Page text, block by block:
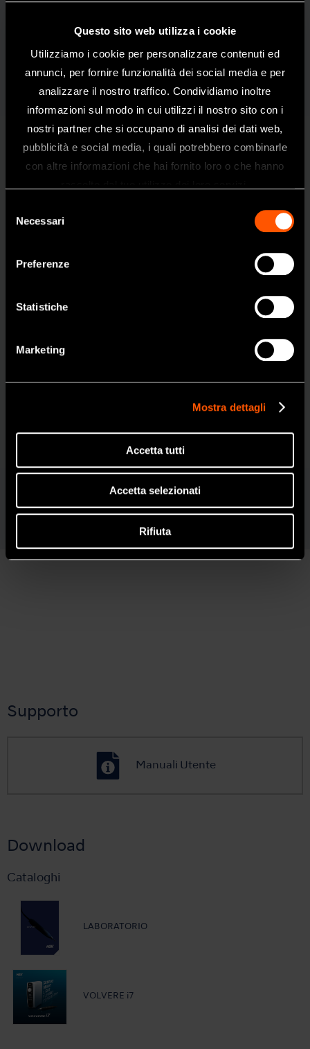
Questo sito web utilizza i cookie
Utilizziamo i cookie per personalizzare contenuti ed
annunci, per fornire funzionalità dei social media e per
analizzare il nostro traffico. Condividiamo inoltre
informazioni sul modo in cui utilizzi il nostro sito con i
nostri partner che si occupano di analisi dei dati web,
pubblicità e social media, i quali potrebbero combinarle
con altre informazioni che hai fornito loro o che hanno
Necessari
Preferenze
Statistiche
Marketing
Mostra dettagli
Accetta tutti
Accetta selezionati
Rifiuta
Benvenuti nel sito web di NSK Dental
Italy
Supporto manipolo
Specifiche tecniche - Unità di controllo
Alimentazione AC 230 V 50/60 Hz
Dimensioni W 69 x P 185 x H 167 mm
Peso 930 g
Velocità
Dimensioni
Lunghezza
Dimensioni L 109,3 x Ø24,5 mm
Supporto
Manuali Utente
Download
Cataloghi
LABORATORIO
VOLVERE i7